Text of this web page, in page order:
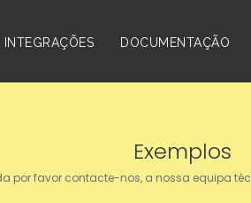
INTEGRAÇÕES DOCUMENTAÇÃO
Exemplos
por favor contacte-nos, a nossa equipa